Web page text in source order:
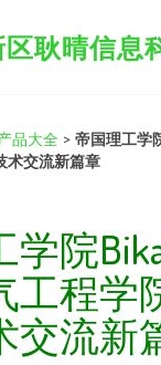
耿晴信息
品大全 > 帝国理工学
术交流新篇章
院
工程学
交流新